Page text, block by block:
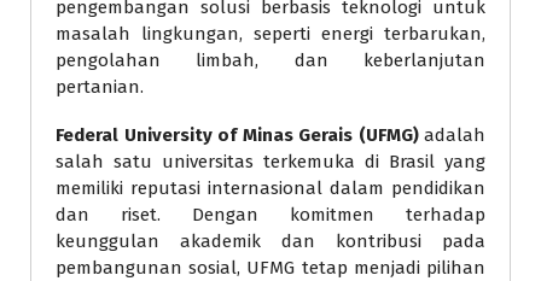
pengembangan solusi berbasis teknologi untuk
masalah lingkungan, seperti energi terbarukan,
pengolahan limbah, dan keberlanjutan
pertanian.
Federal University of Minas Gerais (UFMG)adalah
salah satu universitas terkemuka di Brasil yang
memiliki reputasi internasional dalam pendidikan
dan riset. Dengan komitmen terhadap
keunggulan akademik dan kontribusi pada
pembangunan sosial, UFMG tetap menjadi pilihan